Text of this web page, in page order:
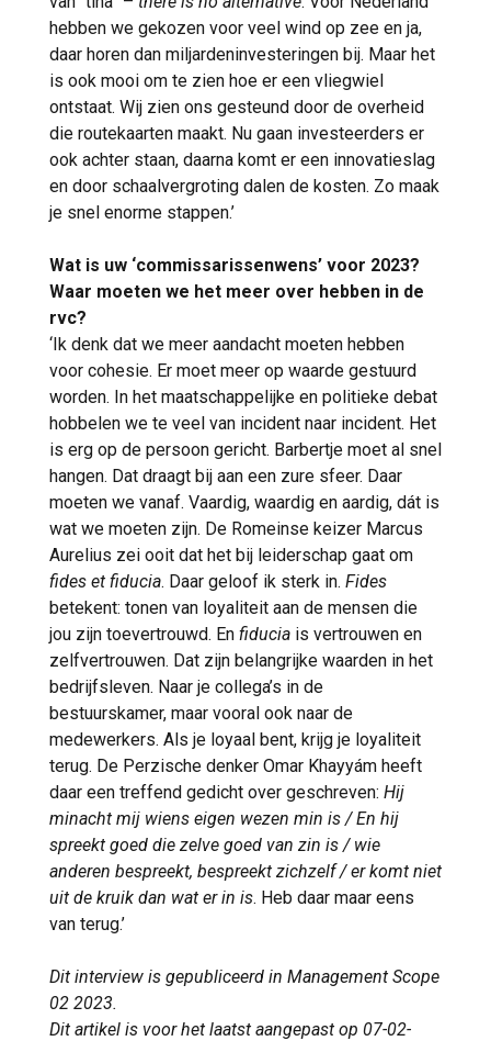
hebben we gekozen voor veel wind op zee en ja,
daar horen dan miljardeninvesteringen bij. Maar het
is ook mooi om te zien hoe er een vliegwiel
ontstaat. Wij zien ons gesteund door de overheid
die routekaarten maakt. Nu gaan investeerders er
ook achter staan, daarna komt er een innovatieslag
en door schaalvergroting dalen de kosten. Zo maak
je snel enorme stappen.’
Wat is uw ‘commissarissenwens’ voor 2023?
Waar moeten we het meer over hebben in de
rvc?
‘Ik denk dat we meer aandacht moeten hebben
voor cohesie. Er moet meer op waarde gestuurd
worden. In het maatschappelijke en politieke debat
hobbelen we te veel van incident naar incident. Het
is erg op de persoon gericht. Barbertje moet al snel
hangen. Dat draagt bij aan een zure sfeer. Daar
moeten we vanaf. Vaardig, waardig en aardig, dát is
wat we moeten zijn. De Romeinse keizer Marcus
Aurelius zei ooit dat het bij leiderschap gaat om
fides et fiducia. Daar geloof ik sterk in. Fides
betekent: tonen van loyaliteit aan de mensen die
jou zijn toevertrouwd. En fiducia is vertrouwen en
zelfvertrouwen. Dat zijn belangrijke waarden in het
bedrijfsleven. Naar je collega’s in de
bestuurskamer, maar vooral ook naar de
medewerkers. Als je loyaal bent, krijg je loyaliteit
terug. De Perzische denker Omar Khayyám heeft
daar een treffend gedicht over geschreven: Hij
minacht mij wiens eigen wezen min is / En hij
spreekt goed die zelve goed van zin is / wie
anderen bespreekt, bespreekt zichzelf / er komt niet
uit de kruik dan wat er in is. Heb daar maar eens
van terug.’
Dit interview is gepubliceerd in Management Scope
02 2023.
Dit artikel is voor het laatst aangepast op 07-02-